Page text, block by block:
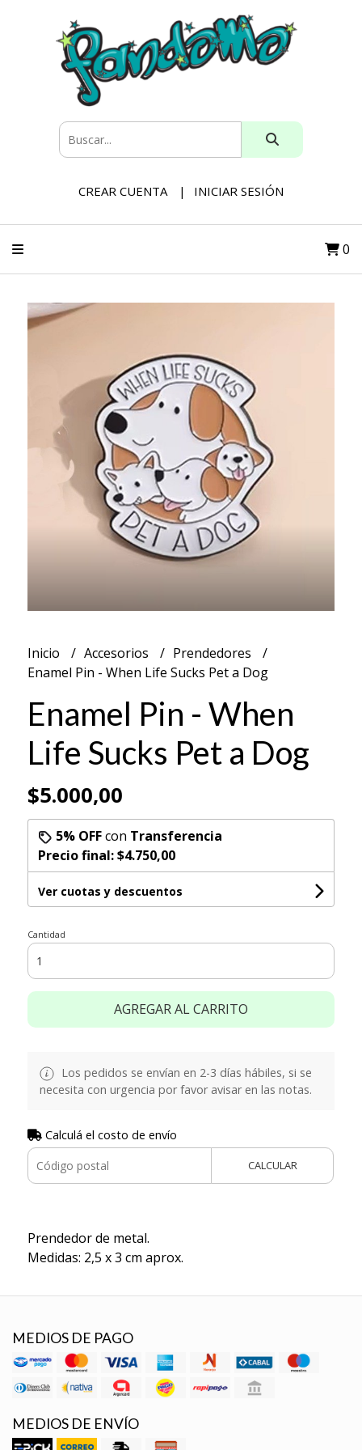
CREAR CUENTA INICIAR SESIÓN
0
Inicio Accesorios
Prendedores
Enamel Pin - When Life Sucks Pet a Dog
Enamel Pin - When
Life Sucks Pet a Dog
$5.000,00
5% OFFcon Transferencia
Precio final:$4.750,00
Ver cuotas y descuentos
Cantidad
AGREGAR AL CARRITO
Los pedidos se envían en 2-3 días hábiles, si se
necesita con urgencia por favor avisar en las notas.
Calculá el costo de envío
CALCULAR
Prendedor de metal.
Medidas: 2,5 x 3 cm aprox.
MEDIOS DE PAGO
MEDIOS DE ENVÍO